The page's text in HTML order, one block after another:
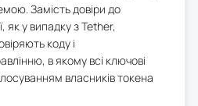
Замість довіри до
як у випадку з Tether,
коду і
в якому всі ключові
власників токена